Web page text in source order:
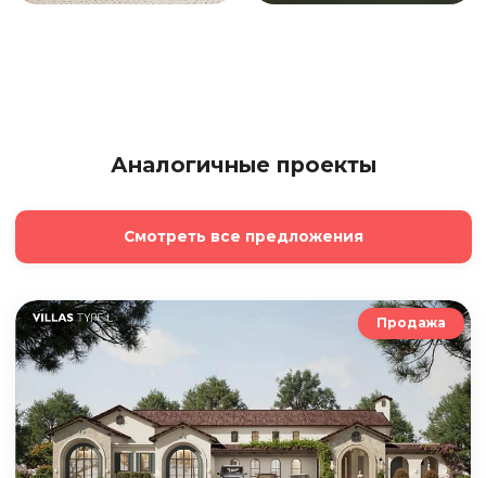
Аналогичные проекты
Смотреть все предложения
Продажа